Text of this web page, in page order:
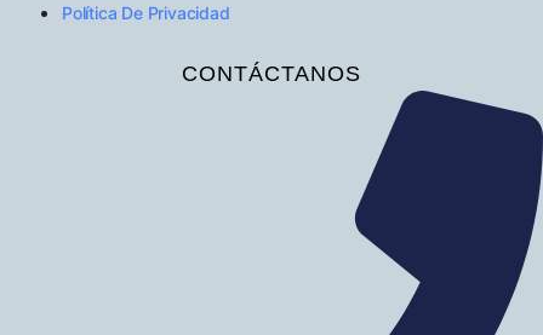
Política De Privacidad
CONTÁCTANOS